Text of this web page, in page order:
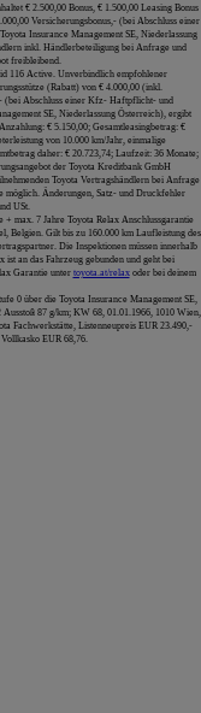
€ 2.500,00 Bonus, € 1.500,00 Leasing Bonus
Versicherungsbonus,- (bei Abschluss einer
Insurance Management SE, Niederlassung
inkl. Händlerbeteiligung bei Anfrage und
freibleibend.
116 Active. Unverbindlich empfohlener
(Rabatt) von € 4.000,00 (inkl.
(bei Abschluss einer Kfz- Haftpflicht- und
SE, Niederlassung Österreich), ergibt
€ 5.150,00; Gesamtleasingbetrag: €
von 10.000 km/Jahr, einmalige
daher: € 20.723,74; Laufzeit: 36 Monate;
der Toyota Kreditbank GmbH
Toyota Vertragshändlern bei Anfrage
möglich. Änderungen, Satz- und Druckfehler
USt.
max. 7 Jahre Toyota Relax Anschlussgarantie
Belgien. Gilt bis zu 160.000 km Laufleistung des
Die Inspektionen müssen innerhalb
an das Fahrzeug gebunden und geht bei
Garantie unter toyota.at/relaxoder bei deinem
0 über die Toyota Insurance Management SE,
87 g/km; KW 68, 01.01.1966, 1010 Wien,
Fachwerkstätte, Listenneupreis EUR 23.490,-
EUR 68,76.